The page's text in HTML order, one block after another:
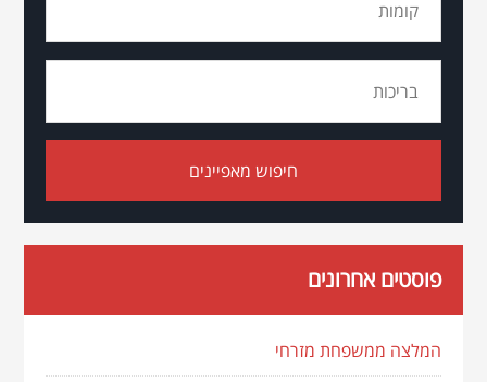
פוסטים אחרונים
המלצה ממשפחת מזרחי